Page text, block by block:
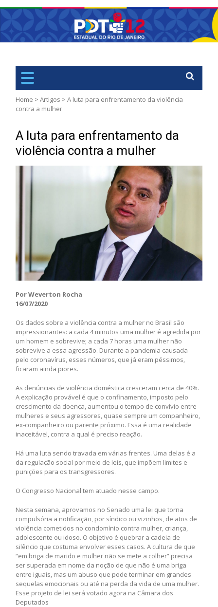
Home >Artigos >A luta para enfrentamento da violência
contra a mulher
A luta para enfrentamento da
violência contra a mulher
Por Weverton Rocha
16/07/2020
Os dados sobre a violência contra a mulher no Brasil são
impressionantes: a cada 4 minutos uma mulher é agredida por
um homem e sobrevive; a cada 7 horas uma mulher não
sobrevive a essa agressão. Durante a pandemia causada
pelo coronavírus, esses números, que já eram péssimos,
ficaram ainda piores.
As denúncias de violência doméstica cresceram cerca de 40%.
A explicação provável é que o confinamento, imposto pelo
crescimento da doença, aumentou o tempo de convívio entre
mulheres e seus agressores, quase sempre um companheiro,
ex-companheiro ou parente próximo. Essa é uma realidade
inaceitável, contra a qual é preciso reação.
Há uma luta sendo travada em várias frentes. Uma delas é a
da regulação social por meio de leis, que impõem limites e
punições para os transgressores.
O Congresso Nacional tem atuado nesse campo.
Nesta semana, aprovamos no Senado uma lei que torna
compulsória a notificação, por síndico ou vizinhos, de atos de
violência cometidos no condomínio contra mulher, criança,
adolescente ou idoso. O objetivo é quebrar a cadeia de
silêncio que costuma envolver esses casos. A cultura de que
“em briga de marido e mulher não se mete a colher” precisa
ser superada em nome da noção de que não é uma briga
entre iguais, mas um abuso que pode terminar em grandes
sequelas emocionais ou até na perda da vida de uma mulher.
Esse projeto de lei será votado agora na Câmara dos
Deputados